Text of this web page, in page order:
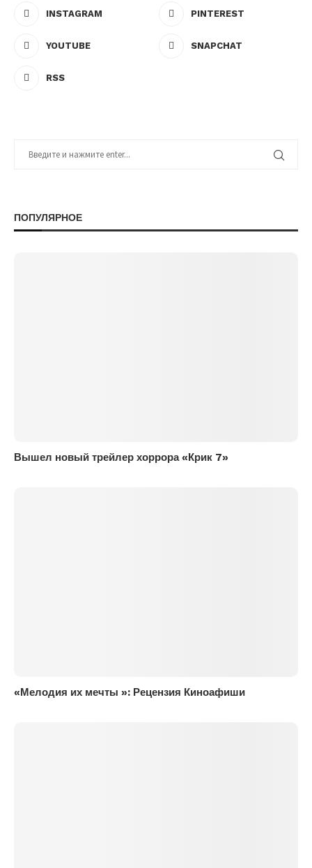
INSTAGRAM PINTEREST
YOUTUBE SNAPCHAT
RSS
ПОПУЛЯРНОЕ
Вышел новый трейлер хоррора «Крик 7»
«Мелодия их мечты »: Рецензия Киноафиши